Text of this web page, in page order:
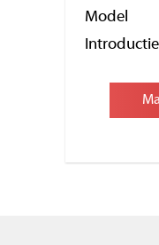
Model
Introductie